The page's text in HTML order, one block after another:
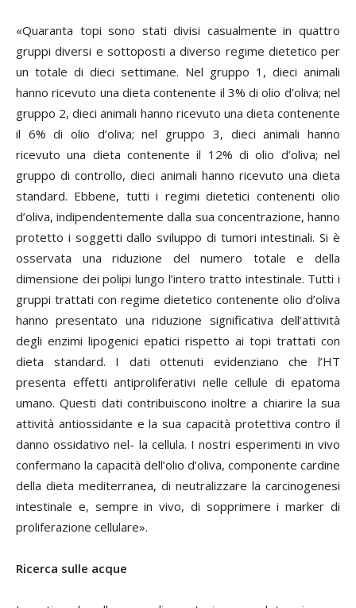
«Quaranta topi sono stati divisi casualmente in quattro
gruppi diversi e sottoposti a diverso regime dietetico per
un totale di dieci settimane. Nel gruppo 1, dieci animali
hanno ricevuto una dieta contenente il 3% di olio d’oliva; nel
gruppo 2, dieci animali hanno ricevuto una dieta contenente
il 6% di olio d’oliva; nel gruppo 3, dieci animali hanno
ricevuto una dieta contenente il 12% di olio d’oliva; nel
gruppo di controllo, dieci animali hanno ricevuto una dieta
standard. Ebbene, tutti i regimi dietetici contenenti olio
d’oliva, indipendentemente dalla sua concentrazione, hanno
protetto i soggetti dallo sviluppo di tumori intestinali. Si è
osservata una riduzione del numero totale e della
dimensione dei polipi lungo l’intero tratto intestinale. Tutti i
gruppi trattati con regime dietetico contenente olio d’oliva
hanno presentato una riduzione significativa dell’attività
degli enzimi lipogenici epatici rispetto ai topi trattati con
dieta standard. I dati ottenuti evidenziano che l’HT
presenta effetti antiproliferativi nelle cellule di epatoma
umano. Questi dati contribuiscono inoltre a chiarire la sua
attività antiossidante e la sua capacità protettiva contro il
danno ossidativo nel- la cellula. I nostri esperimenti in vivo
confermano la capacità dell’olio d’oliva, componente cardine
della dieta mediterranea, di neutralizzare la carcinogenesi
intestinale e, sempre in vivo, di sopprimere i marker di
proliferazione cellulare».
Ricerca sulle acque